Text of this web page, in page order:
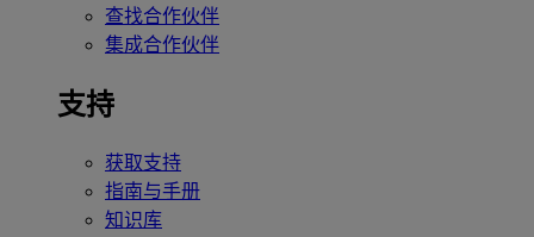
查找合作伙伴
集成合作伙伴
支持
获取支持
指南与手册
知识库